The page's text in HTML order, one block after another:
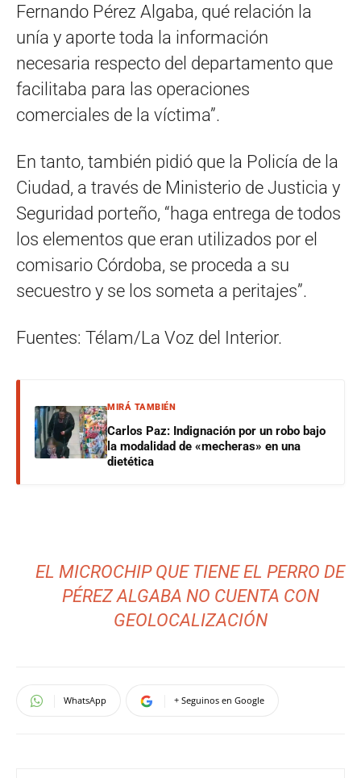
Fernando Pérez Algaba, qué relación la
unía y aporte toda la información
necesaria respecto del departamento que
facilitaba para las operaciones
comerciales de la víctima”.
En tanto, también pidió que la Policía de la
Ciudad, a través de Ministerio de Justicia y
Seguridad porteño, “haga entrega de todos
los elementos que eran utilizados por el
comisario Córdoba, se proceda a su
secuestro y se los someta a peritajes”.
Fuentes: Télam/La Voz del Interior.
MIRÁ TAMBIÉN
Carlos Paz: Indignación por un robo bajo
la modalidad de «mecheras» en una
dietética
EL MICROCHIP QUE TIENE EL PERRO DE
PÉREZ ALGABA NO CUENTA CON
GEOLOCALIZACIÓN
WhatsApp + Seguinos en Google